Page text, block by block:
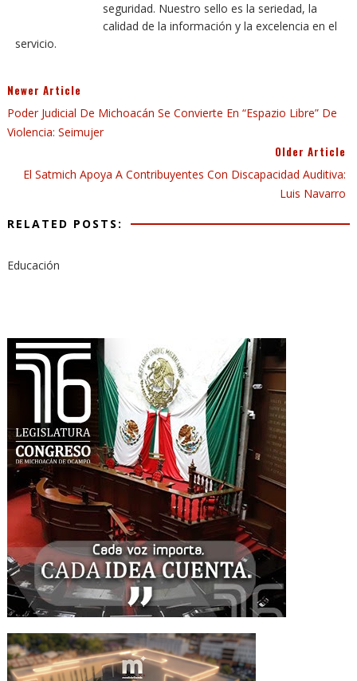
seguridad. Nuestro sello es la seriedad, la
calidad de la información y la excelencia en el
servicio.
Newer Article
Poder Judicial De Michoacán Se Convierte En “Espazio Libre” De
Violencia: Seimujer
Older Article
El Satmich Apoya A Contribuyentes Con Discapacidad Auditiva:
Luis Navarro
RELATED POSTS:
Educación